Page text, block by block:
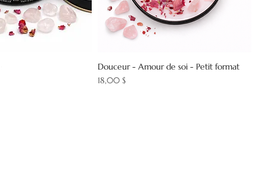
Douceur - Amour de soi - Petit format
Prix
18,00 $